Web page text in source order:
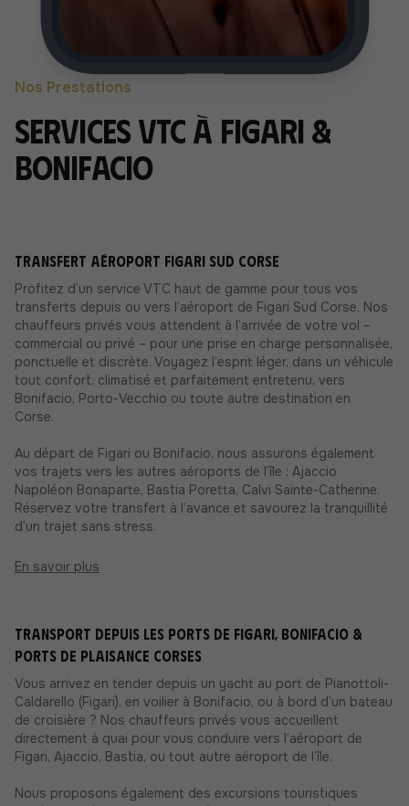
Nos Prestations
Services VTC à Figari &
Bonifacio
Transfert aéroport Figari Sud Corse
Profitez d’un service VTC haut de gamme pour tous vos
transferts depuis ou vers l’aéroport de Figari Sud Corse. Nos
chauffeurs privés vous attendent à l’arrivée de votre vol –
commercial ou privé – pour une prise en charge personnalisée,
ponctuelle et discrète. Voyagez l’esprit léger, dans un véhicule
tout confort, climatisé et parfaitement entretenu, vers
Bonifacio, Porto-Vecchio ou toute autre destination en
Corse.
Au départ de Figari ou Bonifacio, nous assurons également
vos trajets vers les autres aéroports de l’île : Ajaccio
Napoléon Bonaparte, Bastia Poretta, Calvi Sainte-Catherine.
Réservez votre transfert à l’avance et savourez la tranquillité
d’un trajet sans stress.
En savoir plus
Transport depuis les ports de Figari, Bonifacio &
ports de plaisance corses
Vous arrivez en tender depuis un yacht au port de Pianottoli-
Caldarello (Figari), en voilier à Bonifacio, ou à bord d’un bateau
de croisière ? Nos chauffeurs privés vous accueillent
directement à quai pour vous conduire vers l’aéroport de
Figari, Ajaccio, Bastia, ou tout autre aéroport de l’île.
Nous proposons également des excursions touristiques